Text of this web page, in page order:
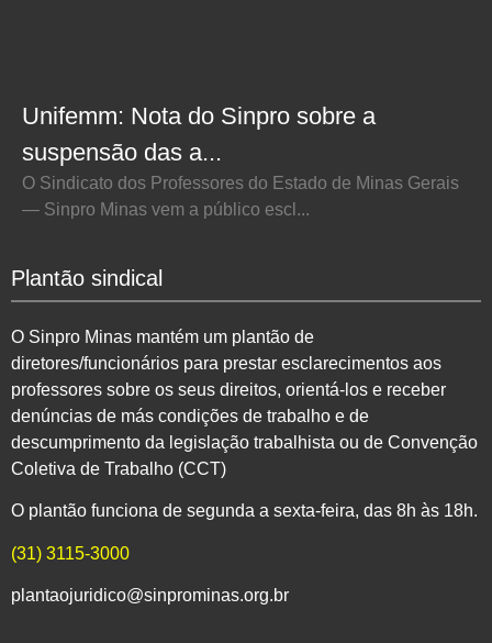
Unifemm: Nota do Sinpro sobre a
suspensão das a...
O Sindicato dos Professores do Estado de Minas Gerais
— Sinpro Minas vem a público escl...
Plantão sindical
O Sinpro Minas mantém um plantão de
diretores/funcionários para prestar esclarecimentos aos
professores sobre os seus direitos, orientá-los e receber
denúncias de más condições de trabalho e de
descumprimento da legislação trabalhista ou de Convenção
Coletiva de Trabalho (CCT)
O plantão funciona de segunda a sexta-feira, das 8h às 18h.
(31) 3115-3000
plantaojuridico@sinprominas.org.br